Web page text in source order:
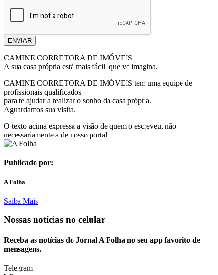
ENVIAR
CAMINE CORRETORA DE IMÓVEIS
A sua casa própria está mais fácil que vc imagina.
CAMINE CORRETORA DE IMÓVEIS tem uma equipe de
profissionais qualificados
para te ajudar a realizar o sonho da casa própria.
Aguardamos sua visita.
O texto acima expressa a visão de quem o escreveu, não
necessariamente a de nosso portal.
Publicado por:
A Folha
Saiba Mais
Nossas notícias no celular
Receba as notícias do Jornal A Folha no seu app favorito de
mensagens.
Telegram